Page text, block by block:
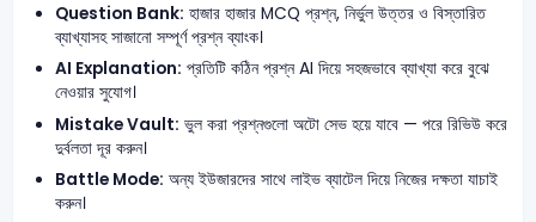
Question Bank: হাজার হাজার MCQ প্রশ্ন, নির্ভুল উত্তর ও বিস্তারিত
ব্যাখ্যাসহ সাজানো সম্পূর্ণ প্রশ্ন ব্যাংক।
AI Explanation: প্রতিটি কঠিন প্রশ্ন AI দিয়ে সহজভাবে ব্যাখ্যা করে বুঝে
নেওয়ার সুযোগ।
Mistake Vault: ভুল করা প্রশ্নগুলো অটো সেভ হয়ে যাবে — পরে রিভিউ করে
দুর্বলতা দূর করুন।
Battle Mode: অন্য ইউজারদের সাথে লাইভ ব্যাটেল দিয়ে নিজের দক্ষতা যাচাই
করুন।